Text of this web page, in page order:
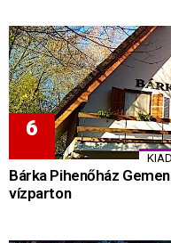
Bárka Pihenőház
vízparton